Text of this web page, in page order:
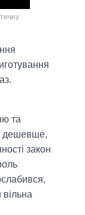
та
дешевше,
закон